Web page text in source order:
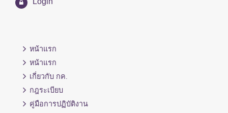
หน้าแรก
หน้าแรก
เกี่ยวกับ กค.
กฎระเบียบ
คู่มือการปฏิบัติงาน